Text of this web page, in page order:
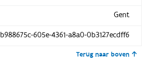
Gent
b988675c-605e-4361-a8a0-0b3127ecdff6
Terug naar boven